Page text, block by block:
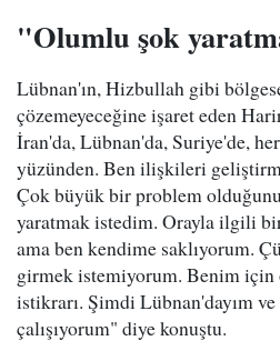
"Olumlu şok
Lübnan'ın, Hizbullah gibi
çözemeyeceğine işaret eden
İran'da, Lübnan'da, Suriye'de,
yüzünden. Ben ilişkileri
Çok büyük bir problem
yaratmak istedim. Orayla ilgili
ama ben kendime saklıyorum.
girmek istemiyorum. Benim için
istikrarı. Şimdi Lübnan'dayım
çalışıyorum" diye konuştu.